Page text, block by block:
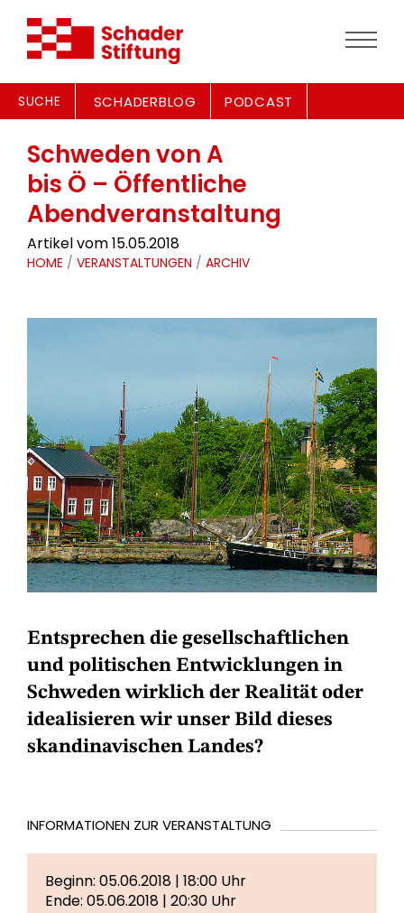
SUCHE SCHADERBLOG PODCAST
Schweden von A
bis Ö – Öffentliche
Abendveranstaltung
Artikel vom 15.05.2018
HOME / VERANSTALTUNGEN / ARCHIV
Entsprechen die gesellschaftlichen
und politischen Entwicklungen in
Schweden wirklich der Realität oder
idealisieren wir unser Bild dieses
skandinavischen Landes?
INFORMATIONEN ZUR VERANSTALTUNG
Beginn: 05.06.2018 | 18:00 Uhr
Ende: 05.06.2018 | 20:30 Uhr